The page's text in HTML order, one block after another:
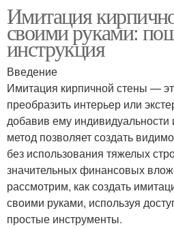
Имитация
своими руками:
инструкция
Введение
Имитация кирпичной стены —
преобразить интерьер или
добавив ему индивидуальности
метод позволяет создать
без использования тяжелых
значительных финансовых
рассмотрим, как создать
своими руками, используя
простые инструменты.